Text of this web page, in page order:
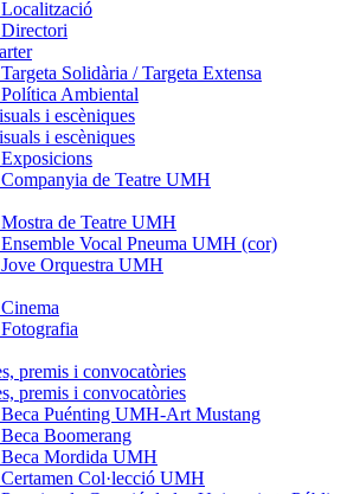
Solidària / Targeta Extensa
Ambiental
i escèniques
i escèniques
de Teatre UMH
de Teatre UMH
Vocal Pneuma UMH (cor)
Orquestra UMH
premis i convocatòries
premis i convocatòries
Puénting UMH-Art Mustang
Boomerang
Mordida UMH
Col·lecció UMH